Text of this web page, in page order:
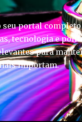
seu portal
tecnologia e
para
importam.